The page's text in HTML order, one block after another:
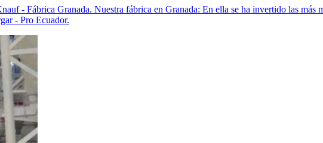
- Fábrica Granada. Nuestra fábrica en Granada: En ella se ha invertido las más
- Pro Ecuador.